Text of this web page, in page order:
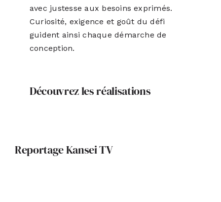
avec justesse aux besoins exprimés.
Curiosité, exigence et goût du défi
guident ainsi chaque démarche de
conception.
Découvrez les réalisations
Reportage Kansei TV